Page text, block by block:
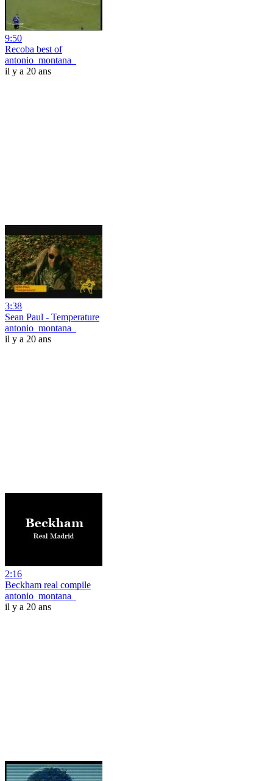
9:50
Recoba best of
antonio_montana_
il y a 20 ans
3:38
Sean Paul - Temperature
antonio_montana_
il y a 20 ans
2:16
Beckham real compile
antonio_montana_
il y a 20 ans